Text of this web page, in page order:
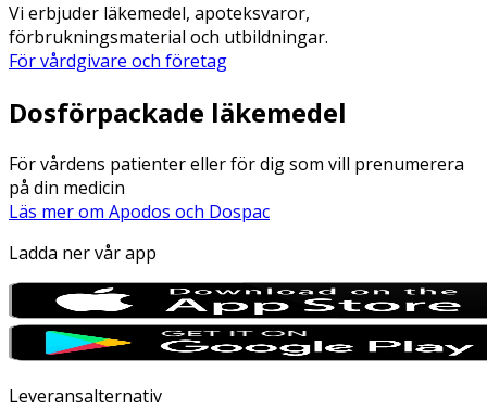
Vi erbjuder läkemedel, apoteksvaror,
förbrukningsmaterial och utbildningar.
För vårdgivare och företag
Dosförpackade läkemedel
För vårdens patienter eller för dig som vill prenumerera
på din medicin
Läs mer om Apodos och Dospac
Ladda ner vår app
Leveransalternativ